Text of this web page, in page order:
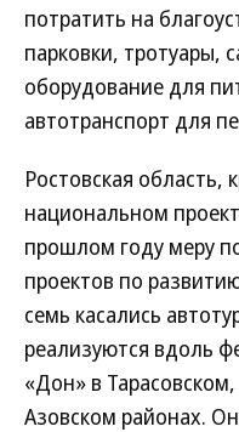
потратить на
парковки, тротуары,
оборудование для
автотранспорт для
Ростовская область,
национальном
прошлом году меру
проектов по
семь касались
реализуются вдоль
«Дон» в
Азовском районах.